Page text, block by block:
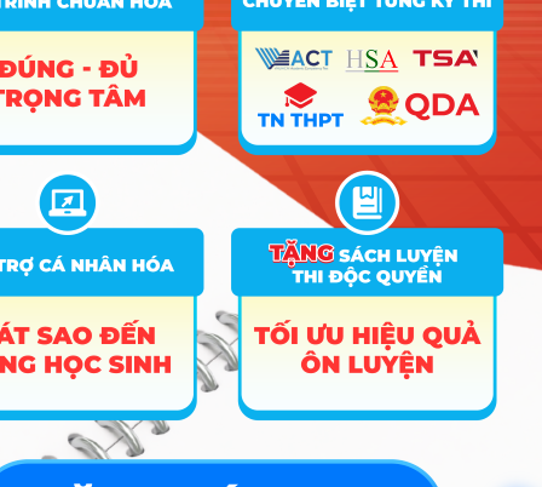
Phân hiệu Đại học Xây dựng miền Trung tại Đà Nẵng
Trường Đại Học An Ninh Nhân Dân
ngành
chi tiết
Trường Đại Học Cảnh Sát Nhân Dân
10
Xem
ngành chi tiết
Trường Đại Học Kinh Tế Kỹ Thuật Bình Dương
10
ngành chi tiết
Trường Đại Học Lao Động – Xã Hội (Cơ sở II)
10
ngành
Xem
Trường Đại Học Mở Hà Nội
ngành
Xem
chi tiết
10